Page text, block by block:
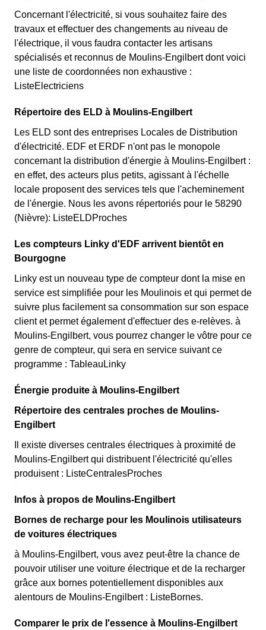
Concernant l'électricité, si vous souhaitez faire des
travaux et effectuer des changements au niveau de
l'électrique, il vous faudra contacter les artisans
spécialisés et reconnus de Moulins-Engilbert dont voici
une liste de coordonnées non exhaustive :
ListeElectriciens
Répertoire des ELD à Moulins-Engilbert
Les ELD sont des entreprises Locales de Distribution
d'électricité. EDF et ERDF n'ont pas le monopole
concernant la distribution d'énergie à Moulins-Engilbert :
en effet, des acteurs plus petits, agissant à l'échelle
locale proposent des services tels que l'acheminement
de l'énergie. Nous les avons répertoriés pour le 58290
(Nièvre): ListeELDProches
Les compteurs Linky d'EDF arrivent bientôt en
Bourgogne
Linky est un nouveau type de compteur dont la mise en
service est simplifiée pour les Moulinois et qui permet de
suivre plus facilement sa consommation sur son espace
client et permet également d'effectuer des e-relèves. à
Moulins-Engilbert, vous pourrez changer le vôtre pour ce
genre de compteur, qui sera en service suivant ce
programme : TableauLinky
Énergie produite à Moulins-Engilbert
Répertoire des centrales proches de Moulins-
Engilbert
Il existe diverses centrales électriques à proximité de
Moulins-Engilbert qui distribuent l'électricité qu'elles
produisent : ListeCentralesProches
Infos à propos de Moulins-Engilbert
Bornes de recharge pour les Moulinois utilisateurs
de voitures électriques
à Moulins-Engilbert, vous avez peut-être la chance de
pouvoir utiliser une voiture électrique et de la recharger
grâce aux bornes potentiellement disponibles aux
alentours de Moulins-Engilbert : ListeBornes.
Comparer le prix de l'essence à Moulins-Engilbert